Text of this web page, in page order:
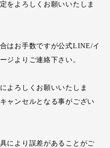
をよろしくお願いいたしま
はお手数ですが公式LINE/イ
ジよりご連絡下さい。
よろしくお願いいたしま
ャンセルとなる事がござい
により誤差があることがご